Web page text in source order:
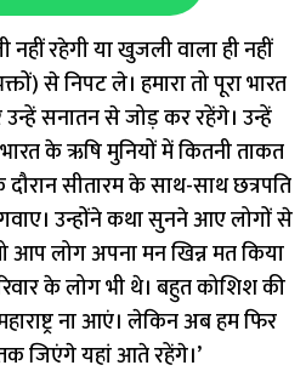
रहेगी या खुजली वाला ही नहीं
से निपट ले। हमारा तो पूरा भारत
सनातन से जोड़ कर रहेंगे। उन्हें
के ऋषि मुनियों में कितनी ताकत
के दौरान सीतारम के साथ-साथ छत्रपति
उन्होंने कथा सुनने आए लोगों से
आप लोग अपना मन खिन्न मत किया
के लोग भी थे। बहुत कोशिश की
ना आएं। लेकिन अब हम फिर
जिएंगे यहां आते रहेंगे।’